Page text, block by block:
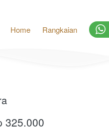
Home Rangkaian `
325.000